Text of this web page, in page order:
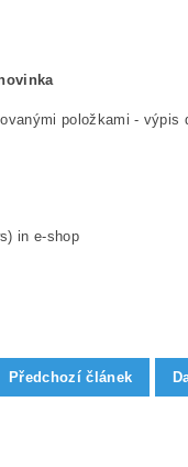
položkami - výpis
in e-shop
Předchozí článek